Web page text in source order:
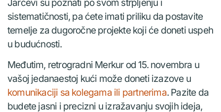
Jarčevi su poznati po svom strpljenju i
sistematičnosti, pa ćete imati priliku da postavite
temelje za dugoročne projekte koji će doneti uspeh
u budućnosti.
Međutim, retrogradni Merkur od 15. novembra u
vašoj jedanaestoj kući može doneti izazove u
komunikaciji sa kolegama ili partnerima. Pazite da
budete jasni i precizni u izražavanju svojih ideja,